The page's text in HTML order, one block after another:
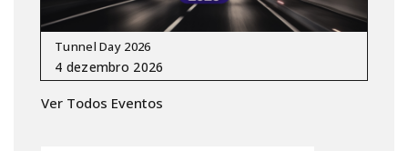
Tunnel Day 2026
Ver Todos Eventos